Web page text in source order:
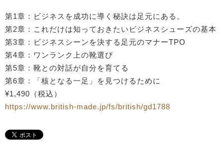
第1章：ビジネスを成功に導く秘訣は足元にある。
第2章：これだけは知っておきたいビジネスシューズの基本
第3章：ビジネスシーンを決する足元のマナーTPO
第4章：ワンランク上の靴選び
第5章：靴との対話が自分を育てる
第6章：「核となる一足」を見つけるために
¥1,490（税込）
https://www.british-made.jp/fs/british/gd1788